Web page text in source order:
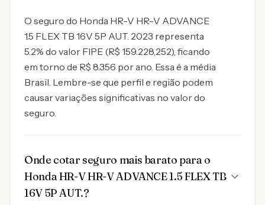
O seguro do Honda HR-V HR-V ADVANCE
1.5 FLEX TB 16V 5P AUT. 2023 representa
5.2% do valor FIPE (R$ 159.228,252), ficando
em torno de R$ 8.356 por ano. Essa é a média
Brasil. Lembre-se que perfil e região podem
causar variações significativas no valor do
seguro.
Onde cotar seguro mais barato para o
Honda HR-V HR-V ADVANCE 1.5 FLEX TB
16V 5P AUT.?